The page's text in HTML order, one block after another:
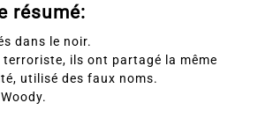
résumé:
dans le noir.
terroriste, ils ont partagé la même
utilisé des faux noms.